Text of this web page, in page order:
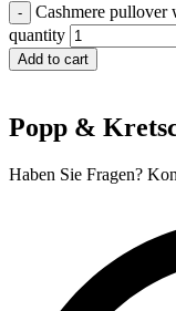
Cashmere pullover
quantity
Add to cart
Popp &
Haben Sie Fragen?